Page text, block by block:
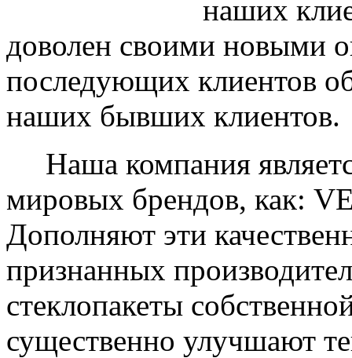
наших
доволен своими новыми
последующих клиентов
наших бывших клиентов.
Наша компания
мировых брендов, как:
Дополняют эти
признанных
стеклопакеты
существенно улучшают